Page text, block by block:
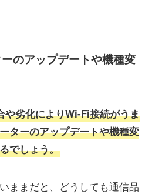
のアップデートや機種変
や劣化によりWi-Fi接続がうま
ターのアップデートや機種変
でしょう。
ままだと、どうしても通信品